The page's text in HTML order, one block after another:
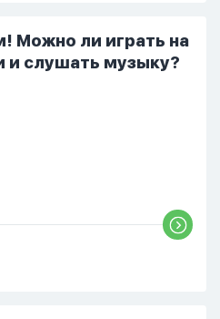
Можно ли играть на
и слушать музыку?